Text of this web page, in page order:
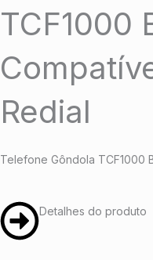
TCF1000
Redial
Telefone Gôndola TCF1000
Detalhes do produto